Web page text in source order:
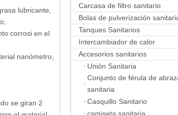
lubricante,
corrosi en el
nanómetro,
se giran 2
Carcasa de filtro sanitario
Bolas de pulverización
Tanques Sanitarios
Intercambiador de calor
Accesorios sanitarios
Unión Sanitaria
Conjunto de férula de
sanitaria
Casquillo Sanitario